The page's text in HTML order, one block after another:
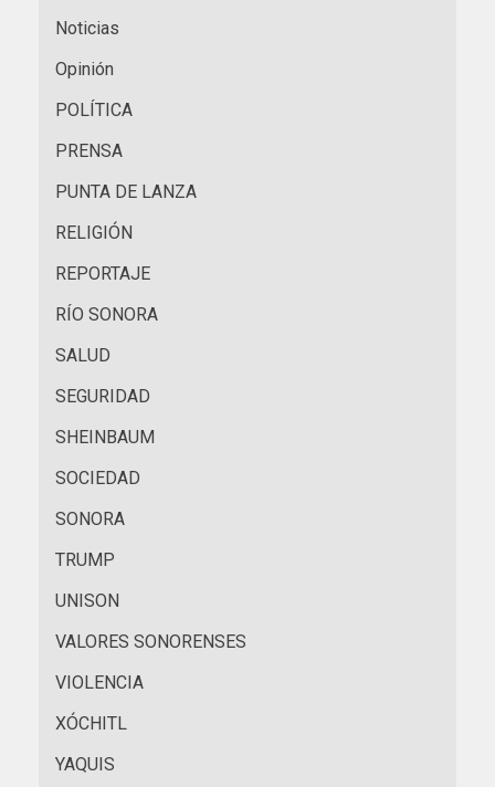
Noticias
Opinión
POLÍTICA
PRENSA
PUNTA DE LANZA
RELIGIÓN
REPORTAJE
RÍO SONORA
SALUD
SEGURIDAD
SHEINBAUM
SOCIEDAD
SONORA
TRUMP
UNISON
VALORES SONORENSES
VIOLENCIA
XÓCHITL
YAQUIS